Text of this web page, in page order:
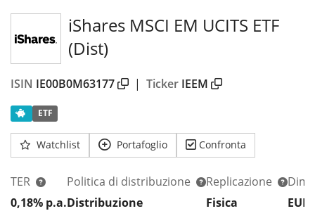
iShares MSCI EM UCITS ETF
(Dist)
ISIN IE00B0M63177 | Ticker IEEM
ETF
Watchlist Portafoglio Confronta
TER
0,18% p.a.
Politica di distribuzione
Distribuzione
Replicazione
Fisica